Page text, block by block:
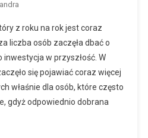
z roku na rok jest coraz
liczba osób zaczęła dbać o
w przyszłość. W
się pojawiać coraz więcej
właśnie dla osób, które często
gdyż odpowiednio dobrana